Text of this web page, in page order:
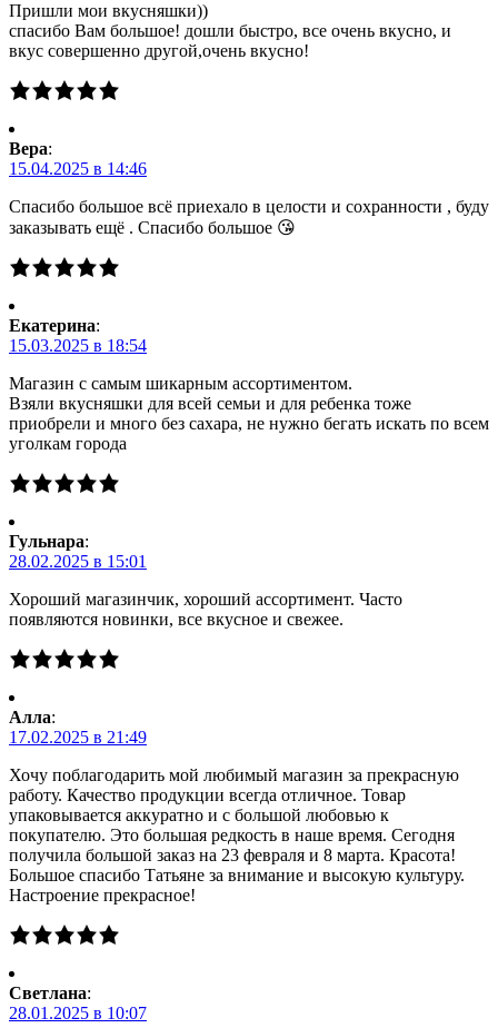
Пришли мои вкусняшки))
спасибо Вам большое! дошли быстро, все очень вкусно, и
вкус совершенно другой,очень вкусно!
Вера:
15.04.2025 в 14:46
Спасибо большое всё приехало в целости и сохранности , буду
заказывать ещё . Спасибо большое 😘
Екатерина:
15.03.2025 в 18:54
Магазин с самым шикарным ассортиментом.
Взяли вкусняшки для всей семьи и для ребенка тоже
приобрели и много без сахара, не нужно бегать искать по всем
уголкам города
Гульнара:
28.02.2025 в 15:01
Хороший магазинчик, хороший ассортимент. Часто
появляются новинки, все вкусное и свежее.
Алла:
17.02.2025 в 21:49
Хочу поблагодарить мой любимый магазин за прекрасную
работу. Качество продукции всегда отличное. Товар
упаковывается аккуратно и с большой любовью к
покупателю. Это большая редкость в наше время. Сегодня
получила большой заказ на 23 февраля и 8 марта. Красота!
Большое спасибо Татьяне за внимание и высокую культуру.
Настроение прекрасное!
Светлана:
28.01.2025 в 10:07